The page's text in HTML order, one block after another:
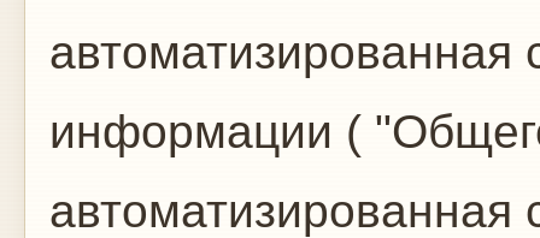
автоматизированная
информации (
автоматизированная